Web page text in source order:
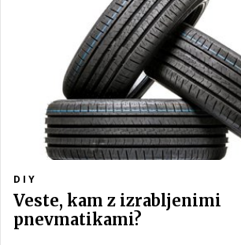
DIY
Veste, kam z izrabljenimi
pnevmatikami?